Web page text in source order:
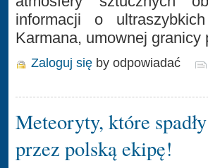
informacji o
Karmana, umownej
Zaloguj się by odpowiadać
Meteoryty, które
przez polską ekipę!